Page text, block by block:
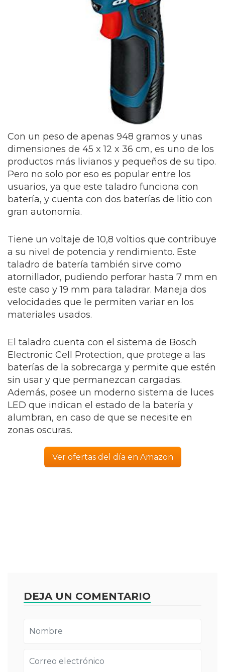
Con un peso de apenas 948 gramos y unas
dimensiones de 45 x 12 x 36 cm, es uno de los
productos más livianos y pequeños de su tipo.
Pero no solo por eso es popular entre los
usuarios, ya que este taladro funciona con
batería, y cuenta con dos baterías de litio con
gran autonomía.
Tiene un voltaje de 10,8 voltios que contribuye
a su nivel de potencia y rendimiento. Este
taladro de batería también sirve como
atornillador, pudiendo perforar hasta 7 mm en
este caso y 19 mm para taladrar. Maneja dos
velocidades que le permiten variar en los
materiales usados.
El taladro cuenta con el sistema de Bosch
Electronic Cell Protection, que protege a las
baterías de la sobrecarga y permite que estén
sin usar y que permanezcan cargadas.
Además, posee un moderno sistema de luces
LED que indican el estado de la batería y
alumbran, en caso de que se necesite en
zonas oscuras.
Ver ofertas del día en Amazon
DEJA UN COMENTARIO